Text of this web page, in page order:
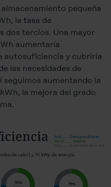
pequeña
la tasa de
dos tercios. Una mayor
aumentaría
autosuficiencia y cubriría
las necesidades de
seguimos aumentando la
la mejora del grado